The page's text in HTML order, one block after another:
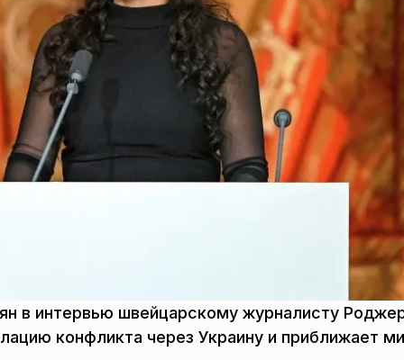
в интервью швейцарскому журналисту
конфликта через Украину и приближает